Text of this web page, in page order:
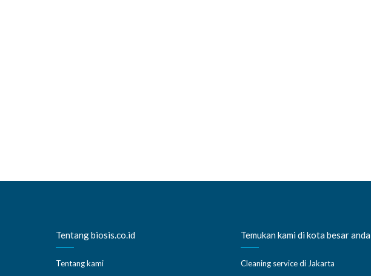
Tentang biosis.co.id
Tentang kami
Temukan kami di kota besar anda
Cleaning service di Jakarta